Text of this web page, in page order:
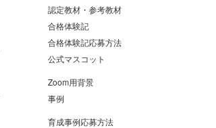
認定教材・参考教材
合格体験記
合格体験記応募方法
公式マスコット
Zoom用背景
事例
育成事例応募方法